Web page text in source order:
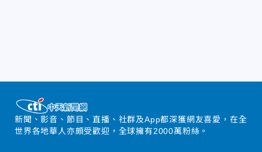
新聞、影音、節目、直播、社群及App都深獲網友喜愛，在全
世界各地華人亦頗受歡迎，全球擁有2000萬粉絲。